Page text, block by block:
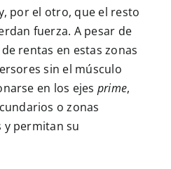
por el otro, que el resto
fuerza. A pesar de
rentas en estas zonas
sin el músculo
en los ejes prime,
o zonas
y permitan su